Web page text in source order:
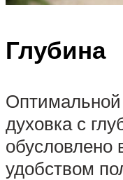
Глубина
духовка с
обусловлено
удобством